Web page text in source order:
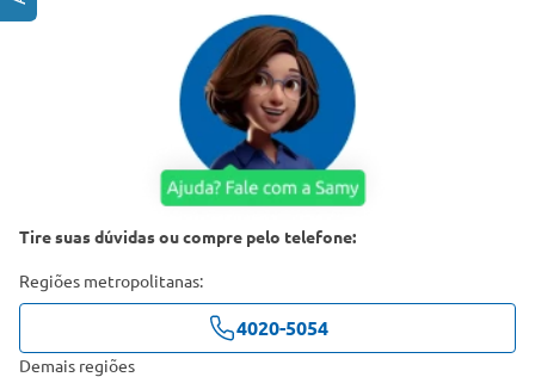
Tire suas dúvidas ou compre pelo telefone:
Regiões metropolitanas:
4020-5054
Demais regiões